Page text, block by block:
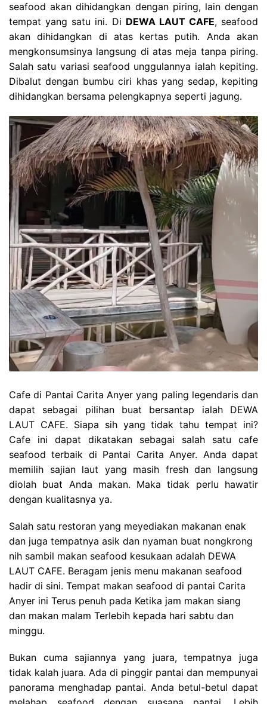
seafood akan dihidangkan dengan piring, lain dengan
tempat yang satu ini. Di DEWA LAUT CAFE, seafood
akan dihidangkan di atas kertas putih. Anda akan
mengkonsumsinya langsung di atas meja tanpa piring.
Salah satu variasi seafood unggulannya ialah kepiting.
Dibalut dengan bumbu ciri khas yang sedap, kepiting
dihidangkan bersama pelengkapnya seperti jagung.
Cafe di Pantai Carita Anyer yang paling legendaris dan
dapat sebagai pilihan buat bersantap ialah DEWA
LAUT CAFE. Siapa sih yang tidak tahu tempat ini?
Cafe ini dapat dikatakan sebagai salah satu cafe
seafood terbaik di Pantai Carita Anyer. Anda dapat
memilih sajian laut yang masih fresh dan langsung
diolah buat Anda makan. Maka tidak perlu hawatir
dengan kualitasnya ya.
Salah satu restoran yang meyediakan makanan enak
dan juga tempatnya asik dan nyaman buat nongkrong
nih sambil makan seafood kesukaan adalah DEWA
LAUT CAFE. Beragam jenis menu makanan seafood
hadir di sini. Tempat makan seafood di pantai Carita
Anyer ini Terus penuh pada Ketika jam makan siang
dan makan malam Terlebih kepada hari sabtu dan
minggu.
Bukan cuma sajiannya yang juara, tempatnya juga
tidak kalah juara. Ada di pinggir pantai dan mempunyai
panorama menghadap pantai. Anda betul-betul dapat